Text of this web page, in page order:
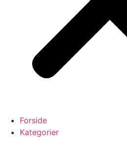
Forside
Kategorier